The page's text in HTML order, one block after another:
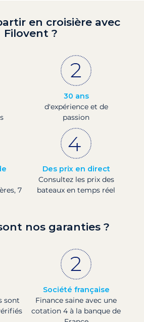
en croisière avec
Filovent ?
30 ans
d'expérience et de
passion
7
Des prix en direct
Consultez les prix des
bateaux en temps réel
nos garanties ?
sont
Société française
Finance saine avec une
cotation 4 à la banque de